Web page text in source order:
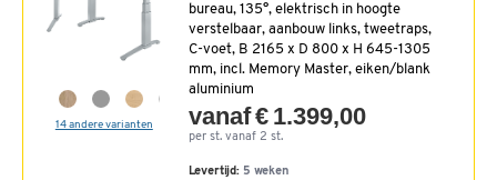
14 andere varianten
bureau, 135°, elektrisch in hoogte
verstelbaar, aanbouw links, tweetraps,
C-voet, B 2165 x D 800 x H 645-1305
mm, incl. Memory Master, eiken/blank
aluminium
vanaf € 1.399,00
per st. vanaf 2 st.
Levertijd: 5 weken